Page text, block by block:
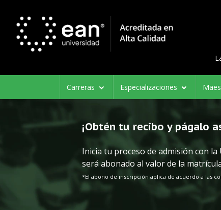
Carreras Especializaciones
¡Obtén tu recibo y págalo
Inicia tu proceso de admisión con
será abonado al valor de la
*El abono de inscripción aplica de acuerdo a las